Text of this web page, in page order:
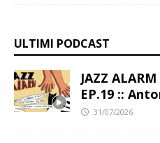
ULTIMI PODCAST
JAZZ
EP.19 ::
31/07/2026